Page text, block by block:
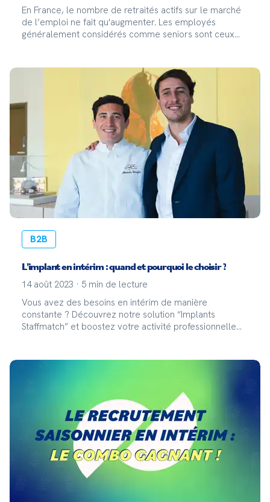
En France, le nombre de retraités actifs sur le marché
de l’emploi ne fait qu'augmenter. Les employés
généralement considérés comme seniors sont ceux
B2B
L'implant en intérim : quand et pourquoi le choisir ?
14 août 2023 · 5 min de lecture
Vous avez des besoins en intérim de manière
constante ? Découvrez notre solution “Implants
Staffmatch” et boostez votre activité professionnelle
responsab